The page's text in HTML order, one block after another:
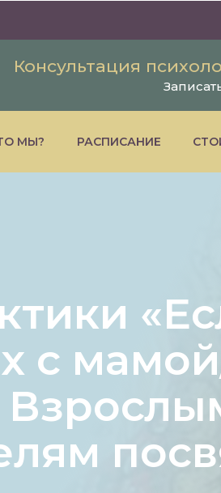
Консультация
МЫ? РАСПИСАНИЕ
с